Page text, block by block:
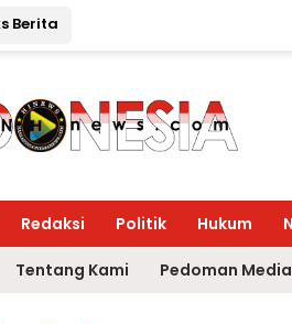
Berita
Redaksi Politik Hukum
Tentang Kami Pedoman